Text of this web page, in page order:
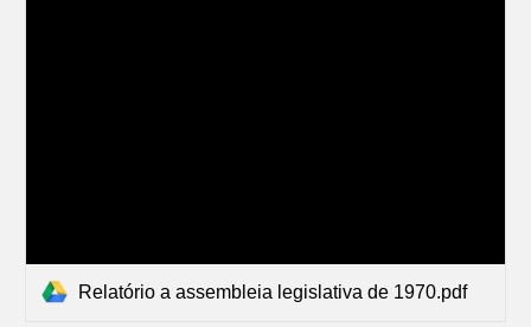
Relatório a assembleia legislativa de 1970.pdf